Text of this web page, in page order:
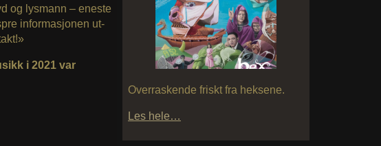
Overraskende friskt fra heksene.
Les hele…
og lysmann – eneste
informasjonen ut-
i 2021 var